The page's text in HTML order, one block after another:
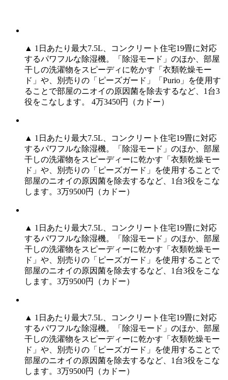
▲ 1日あたり最大7.5L、コンクリート住宅19畳に対応
するパワフルな除湿機。「除湿モード」のほか、部屋
干しの洗濯物をスピーディに乾かす「衣類乾燥モー
ド」や、別売りの「ピーズガード」「Purio」を使用す
ることで部屋のニオイの原因菌を除去するなど、1台3
役をこなします。 4万3450円（カドー）
▲ 1日あたり最大7.5L、コンクリート住宅19畳に対応
するパワフルな除湿機。「除湿モード」のほか、部屋
干しの洗濯物をスピーディーに乾かす「衣類乾燥モー
ド」や、別売りの「ピーズガード」を使用することで
部屋のニオイの原因菌を除去するなど、1台3役をこな
します。3万9500円（カドー）
▲ 1日あたり最大7.5L、コンクリート住宅19畳に対応
するパワフルな除湿機。「除湿モード」のほか、部屋
干しの洗濯物をスピーディーに乾かす「衣類乾燥モー
ド」や、別売りの「ピーズガード」を使用することで
部屋のニオイの原因菌を除去するなど、1台3役をこな
します。3万9500円（カドー）
▲ 1日あたり最大7.5L、コンクリート住宅19畳に対応
するパワフルな除湿機。「除湿モード」のほか、部屋
干しの洗濯物をスピーディーに乾かす「衣類乾燥モー
ド」や、別売りの「ピーズガード」を使用することで
部屋のニオイの原因菌を除去するなど、1台3役をこな
します。3万9500円（カドー）